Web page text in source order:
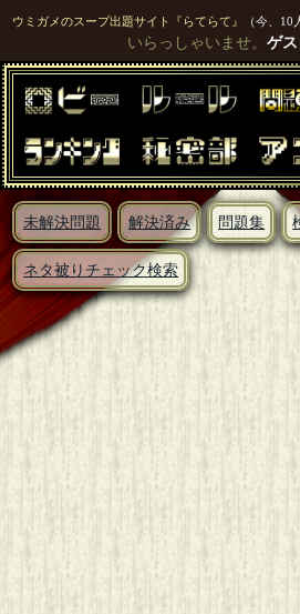
ウミガメのスープ出題サイト『らてらて』 （今、10
いらっしゃいませ。 ゲス
未解決問題 解決済み 問題集
ネタ被りチェック検索